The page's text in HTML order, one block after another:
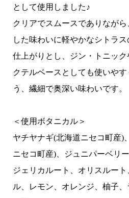
として使用しました♪
クリアでスムースでありなが
した味わいに軽やかなシトラ
仕上がりとし、ジン・トニッ
クテルベースとしても使いや
う、繊細で奥深い味わいです。
＜使用ボタニカル＞
ヤチヤナギ(北海道ニセコ町産)
ニセコ町産)、ジュニパーベリ
ジェリカルート、オリスルー
ル、レモン、オレンジ、柚子